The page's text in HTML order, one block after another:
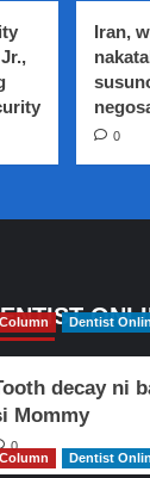
Iran,
0
Column Dentist
decay ni
Mommy
0
Column
Dentist